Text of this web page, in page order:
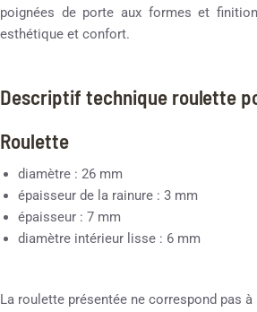
poignées de porte aux formes et
esthétique et confort.
Descriptif technique roulette
Roulette
diamètre : 26 mm
épaisseur de la rainure : 3 mm
épaisseur : 7 mm
diamètre intérieur lisse : 6 mm
La roulette présentée ne correspond pas